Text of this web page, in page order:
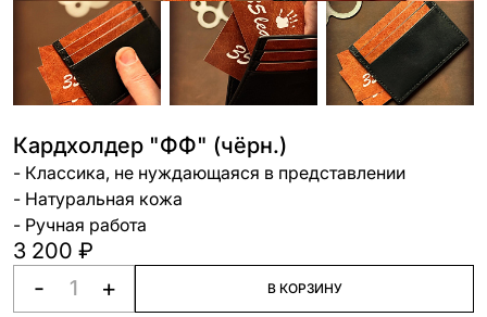
Кардхолдер "ФФ" (чёрн.)
- Классика, не нуждающаяся в представлении
- Натуральная кожа
- Ручная работа
3 200 ₽
- + В КОРЗИНУ